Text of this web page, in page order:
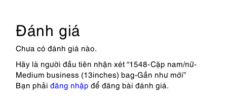
Đánh giá
Chưa có đánh giá nào.
Hãy là người đầu tiên nhận xét “1548-Cặp nam/nữ-
Medium business (13inches) bag-Gần như mới”
Bạn phải đăng nhập để đăng bài đánh giá.